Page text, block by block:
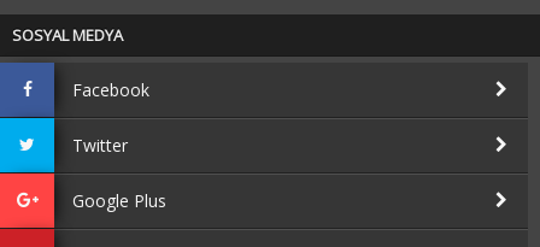
SOSYAL MEDYA
Facebook
Twitter
Google Plus